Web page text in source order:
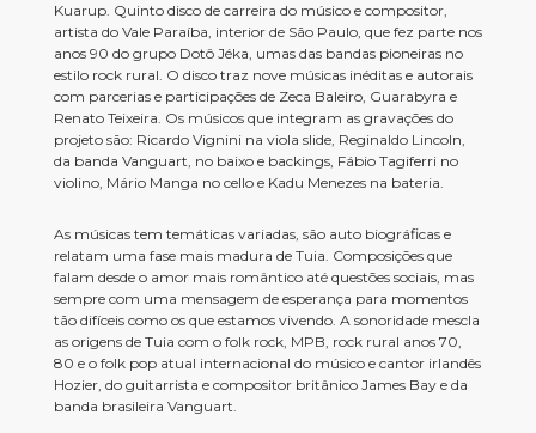
Kuarup. Quinto disco de carreira do músico e compositor,
artista do Vale Paraíba, interior de São Paulo, que fez parte nos
anos 90 do grupo Dotô Jéka, umas das bandas pioneiras no
estilo rock rural. O disco traz nove músicas inéditas e autorais
com parcerias e participações de Zeca Baleiro, Guarabyra e
Renato Teixeira. Os músicos que integram as gravações do
projeto são: Ricardo Vignini na viola slide, Reginaldo Lincoln,
da banda Vanguart, no baixo e backings, Fábio Tagiferri no
violino, Mário Manga no cello e Kadu Menezes na bateria.
As músicas tem temáticas variadas, são auto biográficas e
relatam uma fase mais madura de Tuia. Composições que
falam desde o amor mais romântico até questões sociais, mas
sempre com uma mensagem de esperança para momentos
tão difíceis como os que estamos vivendo. A sonoridade mescla
as origens de Tuia com o folk rock, MPB, rock rural anos 70,
80 e o folk pop atual internacional do músico e cantor irlandês
Hozier, do guitarrista e compositor britânico James Bay e da
banda brasileira Vanguart.